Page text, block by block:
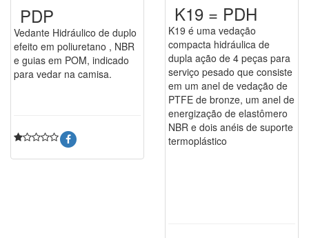
PDP
Vedante Hidráulico de duplo
efeito em poliuretano , NBR
e guias em POM, indicado
para vedar na camisa.
K19 = PDH
K19 é uma vedação
compacta hidráulica de
dupla ação de 4 peças para
serviço pesado que consiste
em um anel de vedação de
PTFE de bronze, um anel de
energização de elastômero
NBR e dois anéis de suporte
termoplástico